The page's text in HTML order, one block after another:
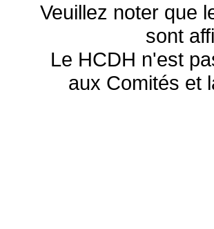
Veuillez noter que
sont
Le HCDH n'est
aux Comités et